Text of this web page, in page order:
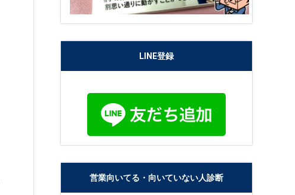
LINE登録
営業向いてる・向いていない人診断